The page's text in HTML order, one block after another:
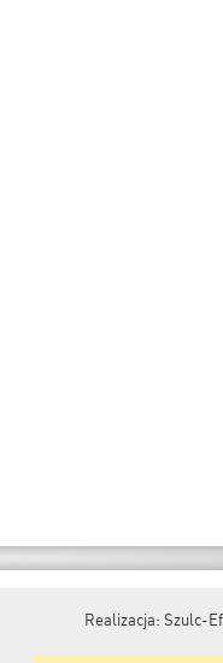
Realizacja: Szulc-